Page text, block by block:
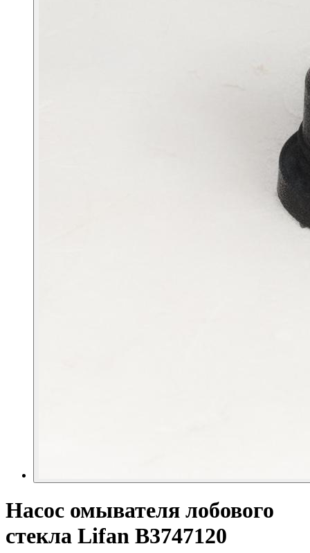
Насос омывателя лобового
стекла Lifan B3747120